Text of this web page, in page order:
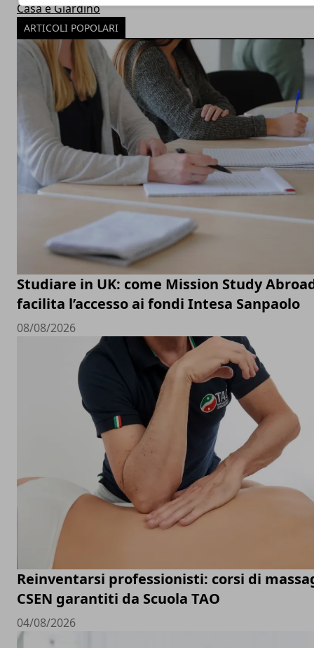
Casa e Giardino
ARTICOLI POPOLARI
Studiare in UK: come Mission Study
facilita l’accesso ai fondi Intesa Sanpaolo
08/08/2026
Reinventarsi professionisti: corsi di
CSEN garantiti da Scuola TAO
04/08/2026